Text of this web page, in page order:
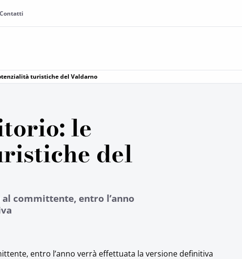
Contatti
turistiche del Valdarno
le
del
committente, entro l’anno
entro l’anno verrà effettuata la versione definitiva